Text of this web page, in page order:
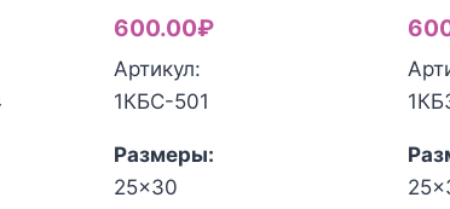
600.00₽
Артикул:
1КБС-501
Размеры:
25x30